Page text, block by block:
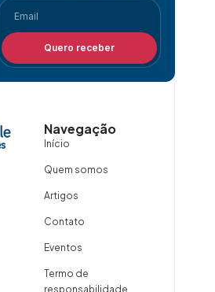
Quero receber
Navegação
Início
Quem somos
Artigos
Contato
Eventos
Termo de
responsabilidade